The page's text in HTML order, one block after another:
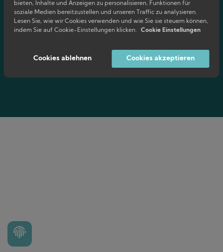
Impressum Datenschutz
bieten, Inhalte und Anzeigen zu personalisieren, Funktionen für
soziale Medien bereitzustellen und unseren Traffic zu analysieren.
Lesen Sie, wie wir Cookies verwenden und wie Sie sie steuern können,
indem Sie auf Cookie-Einstellungen klicken.
Cookie Einstellungen
Cookies ablehnen Cookies akzeptieren